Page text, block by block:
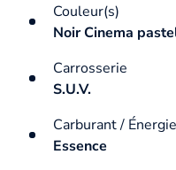
Couleur(s)
Noir Cinema
Carrosserie
S.U.V.
Carburant / Énergie
Essence